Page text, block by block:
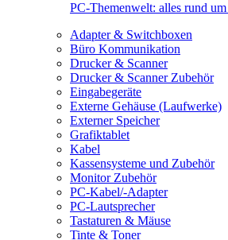
PC-Themenwelt: alles rund
Adapter & Switchboxen
Büro Kommunikation
Drucker & Scanner
Drucker & Scanner Zubehör
Eingabegeräte
Externe Gehäuse (Laufwerke)
Externer Speicher
Grafiktablet
Kabel
Kassensysteme und Zubehör
Monitor Zubehör
PC-Kabel/-Adapter
PC-Lautsprecher
Tastaturen & Mäuse
Tinte & Toner